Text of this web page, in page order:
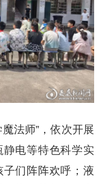
法师”，依次开展
电等特色科学实
们阵阵欢呼；液